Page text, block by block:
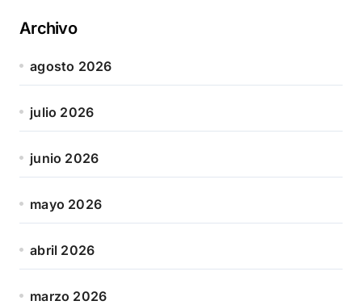
Archivo
agosto 2026
julio 2026
junio 2026
mayo 2026
abril 2026
marzo 2026